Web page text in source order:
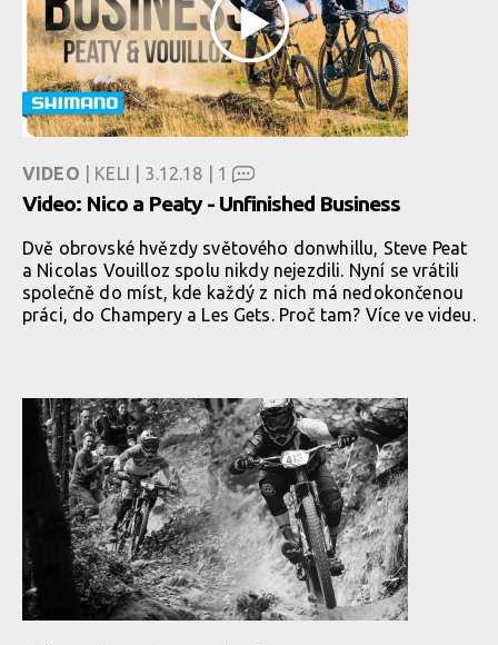
VIDEO | KELI | 3.12.18 | 1
Video: Nico a Peaty - Unfinished Business
Dvě obrovské hvězdy světového donwhillu, Steve Peat
a Nicolas Vouilloz spolu nikdy nejezdili. Nyní se vrátili
společně do míst, kde každý z nich má nedokončenou
práci, do Champery a Les Gets. Proč tam? Více ve videu.